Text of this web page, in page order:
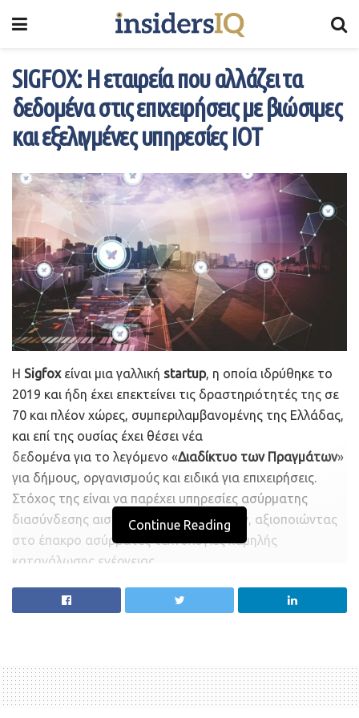
SIGFOX: Η εταιρεία που αλλάζει τα
δεδομένα στις επιχειρήσεις με βιώσιμες
και εξελιγμένες υπηρεσίες IOT
Η Sigfoxείναι μια γαλλική startup, η οποία ιδρύθηκε το
2019 και ήδη έχει επεκτείνει τις δραστηριότητές της σε
70 και πλέον χώρες, συμπεριλαμβανομένης της Ελλάδας,
και επί της ουσίας έχει θέσει νέα
δεδομένα για το λεγόμενο «Διαδίκτυο των Πραγμάτων»
για δήμους, οργανισμούς και ειδικά για επιχειρήσεις.
Στόχος της είναι να παρέχει υπηρεσίες ασύρματης
διασύνδεσης αισθητήρων και μετρητών, αξιοποιώντας
στο έπακρο ασύρματες τεχνολογίες χαμηλής
κατανάλωσης ενέργειας.
Το ιδιόκτητο δίκτυο0GτηςSigfox Hellasκαλύπτει
επιτρέπει την ανεμπόδιστη μετάδοση μηνυμάτων από
διαφορετικούς τύπους αισθητήρων, ειδικότερα σε
Continue Reading